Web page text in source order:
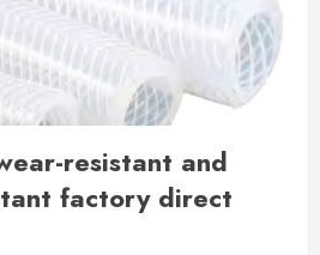
resistant and
factory direct